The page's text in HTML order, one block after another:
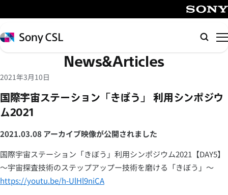
イ
ン
コ
テ
ツ
へ
キ
ッ
プ
Sony
CSL
検
索
News&Articles
2021年3月10日
国際宇宙ステーション「きぼう」 利用シンポジウ
ム2021
2021.03.08 アーカイブ映像が公開されました
国際宇宙ステーション「きぼう」利用シンポジウム2021【DAY5】
～宇宙探査技術のステップアップー技術を磨ける「きぼう」～
https://youtu.be/h-UlHl9niCA